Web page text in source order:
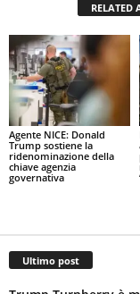
RELATED
Agente NICE: Donald
Trump sostiene la
ridenominazione della
chiave agenzia
governativa
Ultimo post